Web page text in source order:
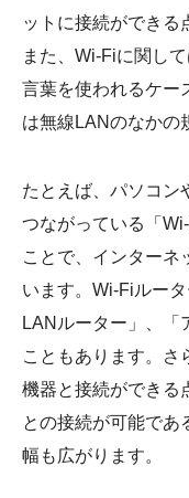
ットに接続ができる
また、Wi-Fiに関し
言葉を使われるケー
は無線LANのなかの
たとえば、パソコン
つながっている「
ことで、インターネ
います。Wi-Fiルー
LANルーター」、「
こともあります。さ
機器と接続ができる
との接続が可能であ
幅も広がります。